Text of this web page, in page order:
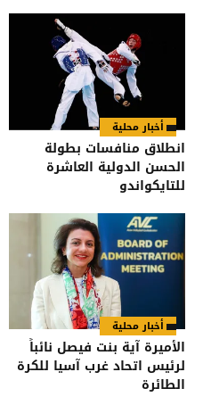
أخبار محلية
انطلاق منافسات بطولة
الحسن الدولية العاشرة
للتايكواندو
أخبار محلية
الأميرة آية بنت فيصل نائباً
لرئيس اتحاد غرب آسيا للكرة
الطائرة